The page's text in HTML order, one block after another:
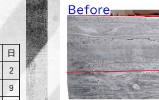
日
2
9